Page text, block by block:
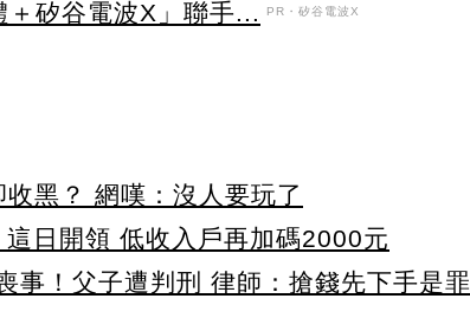
矽谷電波X」聯手... PR・矽谷電波X
黑？ 網嘆：沒人要玩了
這日開領 低收入戶再加碼2000元
事！父子遭判刑 律師：搶錢先下手是罪